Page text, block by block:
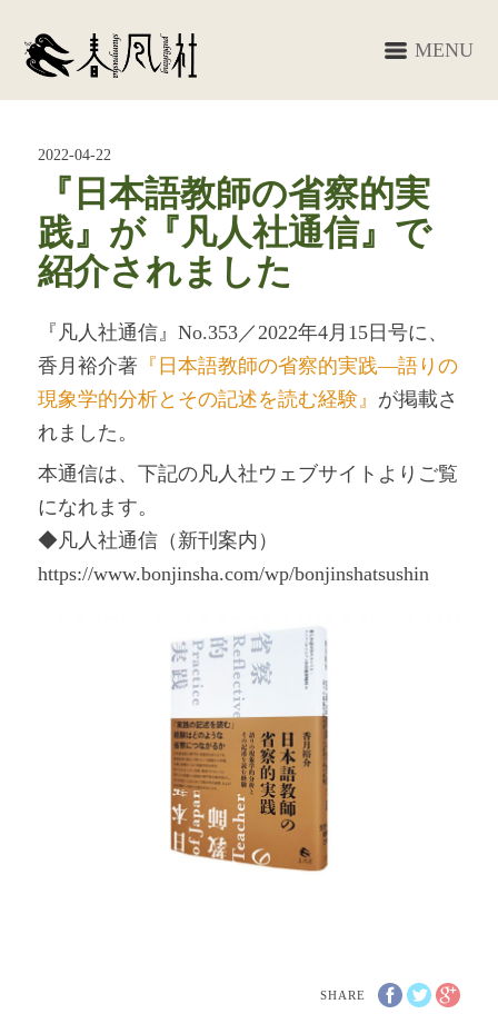
MENU
2022-04-22
『日本語教師の省察的実
践』が『凡人社通信』で
紹介されました
『凡人社通信』No.353／2022年4月15日号に、
香月裕介著 『日本語教師の省察的実践―語りの
現象学的分析とその記述を読む経験』 が掲載さ
れました。
本通信は、下記の凡人社ウェブサイトよりご覧
になれます。
◆凡人社通信（新刊案内）
https://www.bonjinsha.com/wp/bonjinshatsushin
SHARE